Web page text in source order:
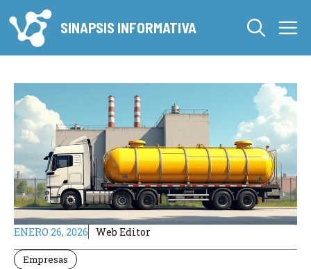
al
contenido
SINAPSIS INFORMATIVA
ENERO 26, 2026 Web Editor
Empresas